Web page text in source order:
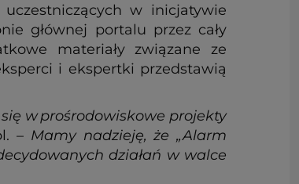
w inicjatywie
głównej portalu przez cały
materiały związane ze
i ekspertki przedstawią
w prośrodowiskowe projekty
– Mamy nadzieję, że „Alarm
działań w walce